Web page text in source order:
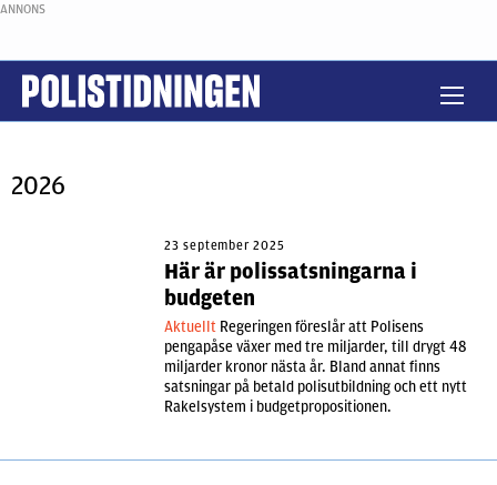
ANNONS
2026
23 september 2025
Här är polissatsningarna i
budgeten
Aktuellt Regeringen föreslår att Polisens
pengapåse växer med tre miljarder, till drygt 48
miljarder kronor nästa år. Bland annat finns
satsningar på betald polisutbildning och ett nytt
Rakelsystem i budgetpropositionen.